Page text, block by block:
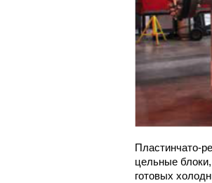
Пластинчато-
цельные
готовых